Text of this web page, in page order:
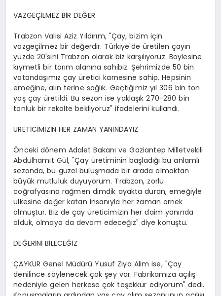
VAZGEÇİLMEZ BİR DEĞER
Trabzon Valisi Aziz Yıldırım, "Çay, bizim için
vazgeçilmez bir değerdir. Türkiye'de üretilen çayın
yüzde 20'sini Trabzon olarak biz karşılıyoruz. Böylesine
kıymetli bir tarım alanına sahibiz. Şehrimizde 50 bin
vatandaşımız çay üretici karnesine sahip. Hepsinin
emeğine, alın terine sağlık. Geçtiğimiz yıl 306 bin ton
yaş çay üretildi. Bu sezon ise yaklaşık 270-280 bin
tonluk bir rekolte bekliyoruz" ifadelerini kullandı.
ÜRETİCİMİZİN HER ZAMAN YANINDAYIZ
Önceki dönem Adalet Bakanı ve Gaziantep Milletvekili
Abdulhamit Gül, "Çay üretiminin başladığı bu anlamlı
sezonda, bu güzel buluşmada bir arada olmaktan
büyük mutluluk duyuyorum. Trabzon, zorlu
coğrafyasına rağmen dimdik ayakta duran, emeğiyle
ülkesine değer katan insanıyla her zaman örnek
olmuştur. Biz de çay üreticimizin her daim yanında
olduk, olmaya da devam edeceğiz" diye konuştu.
DEĞERİNİ BİLECEĞİZ
ÇAYKUR Genel Müdürü Yusuf Ziya Alim ise, "Çay
denilince söylenecek çok şey var. Fabrikamıza açılış
nedeniyle gelen herkese çok teşekkür ediyorum" dedi.